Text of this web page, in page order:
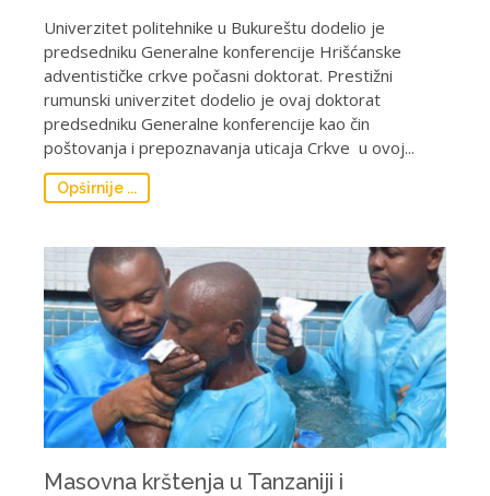
Univerzitet politehnike u Bukureštu dodelio je
predsedniku Generalne konferencije Hrišćanske
adventističke crkve počasni doktorat. Prestižni
rumunski univerzitet dodelio je ovaj doktorat
predsedniku Generalne konferencije kao čin
poštovanja i prepoznavanja uticaja Crkve u ovoj...
Opširnije ...
Masovna krštenja u Tanzaniji i